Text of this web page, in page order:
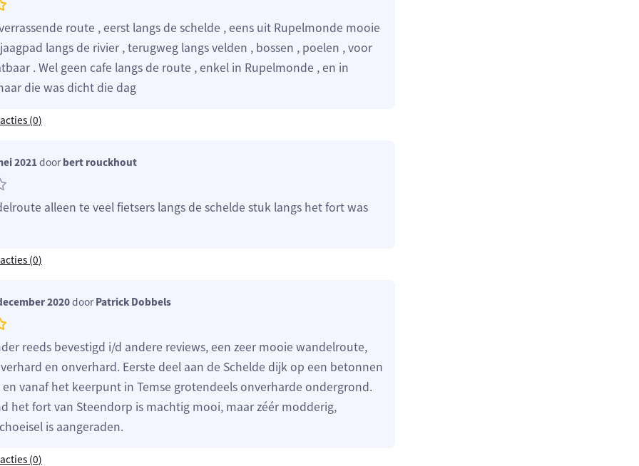
route , eerst langs de schelde , eens uit Rupelmonde mooie
langs de rivier , terugweg langs velden , bossen , poelen , voor
. Wel geen cafe langs de route , enkel in Rupelmonde , en in
die was dicht die dag
(0)
2021doorbert rouckhout
alleen te veel fietsers langs de schelde stuk langs het fort was
(0)
2020doorPatrick Dobbels
reeds bevestigd i/d andere reviews, een zeer mooie wandelroute,
en onverhard. Eerste deel aan de Schelde dijk op een betonnen
vanaf het keerpunt in Temse grotendeels onverharde ondergrond.
het fort van Steendorp is machtig mooi, maar zéér modderig,
is aangeraden.
(0)